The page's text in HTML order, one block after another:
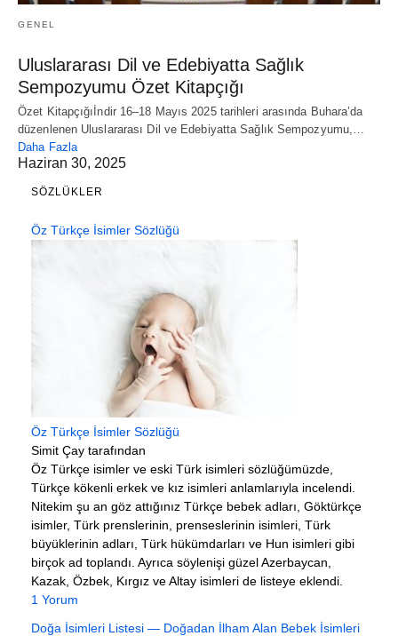
GENEL
Uluslararası Dil ve Edebiyatta Sağlık
Sempozyumu Özet Kitapçığı
Özet Kitapçığıİndir 16–18 Mayıs 2025 tarihleri arasında Buhara’da
düzenlenen Uluslararası Dil ve Edebiyatta Sağlık Sempozyumu,…
Daha Fazla
Haziran 30, 2025
SÖZLÜKLER
Öz Türkçe İsimler Sözlüğü
Öz Türkçe İsimler Sözlüğü
Simit Çay tarafından
Öz Türkçe isimler ve eski Türk isimleri sözlüğümüzde,
Türkçe kökenli erkek ve kız isimleri anlamlarıyla incelendi.
Nitekim şu an göz attığınız Türkçe bebek adları, Göktürkçe
isimler, Türk prenslerinin, prenseslerinin isimleri, Türk
büyüklerinin adları, Türk hükümdarları ve Hun isimleri gibi
birçok ad toplandı. Ayrıca söylenişi güzel Azerbaycan,
Kazak, Özbek, Kırgız ve Altay isimleri de listeye eklendi.
1 Yorum
Doğa İsimleri Listesi — Doğadan İlham Alan Bebek İsimleri